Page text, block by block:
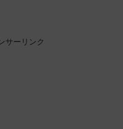
サーリンク